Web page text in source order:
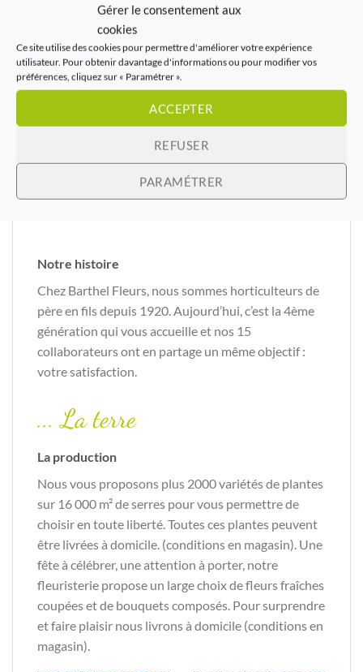
Gérer le consentement aux
cookies
Ce site utilise des cookies pour permettre d'améliorer votre expérience
utilisateur. Pour obtenir davantage d'informations ou pour modifier vos
préférences, cliquez sur « Paramétrer ».
ACCEPTER
REFUSER
PARAMÉTRER
Notre histoire
Chez Barthel Fleurs, nous sommes horticulteurs de
père en fils depuis 1920. Aujourd’hui, c’est la 4ème
génération qui vous accueille et nos 15
collaborateurs ont en partage un même objectif :
votre satisfaction.
... La terre
La production
Nous vous proposons plus 2000 variétés de plantes
sur 16 000 m² de serres pour vous permettre de
choisir en toute liberté. Toutes ces plantes peuvent
être livrées à domicile. (conditions en magasin). Une
fête à célébrer, une attention à porter, notre
fleuristerie propose un large choix de fleurs fraîches
coupées et de bouquets composés. Pour surprendre
et faire plaisir nous livrons à domicile (conditions en
magasin).